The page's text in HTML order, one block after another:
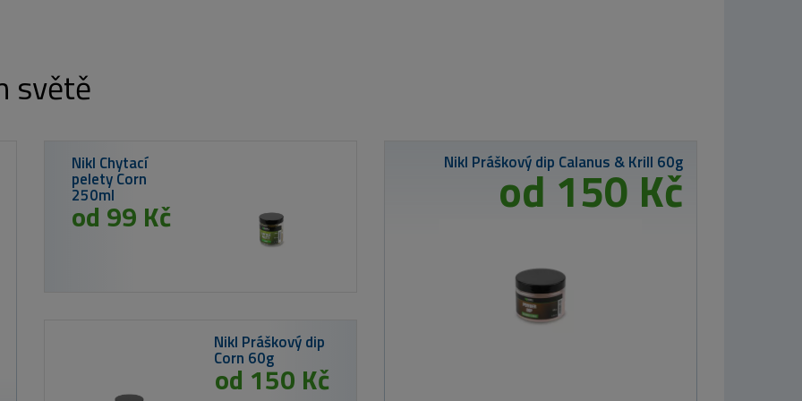
světě
1 214 Kč
MIVARDI Prut Entrix 360SH 3,6m 12ft
Westin DropBite
Spin Tail Jig Bling
perch 3,2cm 12g
211 Kč